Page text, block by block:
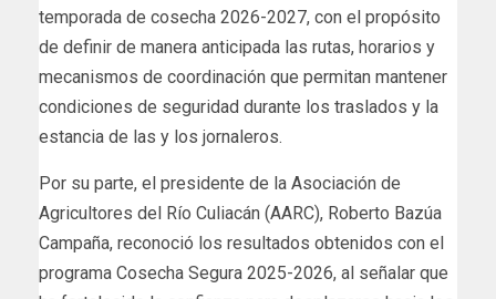
temporada de cosecha 2026-2027, con el propósito
de definir de manera anticipada las rutas, horarios y
mecanismos de coordinación que permitan mantener
condiciones de seguridad durante los traslados y la
estancia de las y los jornaleros.
Por su parte, el presidente de la Asociación de
Agricultores del Río Culiacán (AARC), Roberto Bazúa
Campaña, reconoció los resultados obtenidos con el
programa Cosecha Segura 2025-2026, al señalar que